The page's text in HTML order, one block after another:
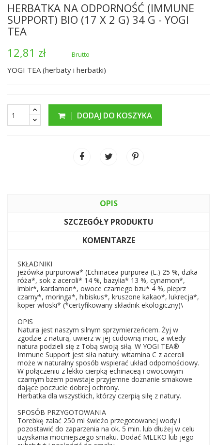
HERBATKA NA ODPORNOŚĆ (IMMUNE
SUPPORT) BIO (17 X 2 G) 34 G - YOGI
TEA
12,81 zł
Brutto
YOGI TEA (herbaty i herbatki)
DODAJ DO KOSZYKA
OPIS
SZCZEGÓŁY PRODUKTU
KOMENTARZE
SKŁADNIKI
jeżówka purpurowa* (Echinacea purpurea (L.) 25 %, dzika
róża*, sok z aceroli* 14 %, bazylia* 13 %, cynamon*,
imbir*, kardamon*, owoce czarnego bzu* 4 %, pieprz
czarny*, moringa*, hibiskus*, kruszone kakao*, lukrecja*,
koper włoski* (*certyfikowany składnik ekologiczny)\
OPIS
Natura jest naszym silnym sprzymierzeńcem. Żyj w
zgodzie z naturą, uwierz w jej cudowną moc, a wtedy
natura podzieli się z Tobą swoją siłą. W YOGI TEA®
Immune Support jest siła natury: witamina C z aceroli
może w naturalny sposób wspierać układ odpornościowy.
W połączeniu z lekko cierpką echinaceą i owocowym
czarnym bzem powstaje przyjemne doznanie smakowe
dające poczucie dobrej ochrony.
Herbatka dla wszystkich, którzy czerpią siłę z natury.
SPOSÓB PRZYGOTOWANIA
Torebkę zalać 250 ml świeżo przegotowanej wody i
pozostawić do zaparzenia na ok. 5 min. lub dłużej w celu
uzyskania mocniejszego smaku. Dodać MLEKO lub jego